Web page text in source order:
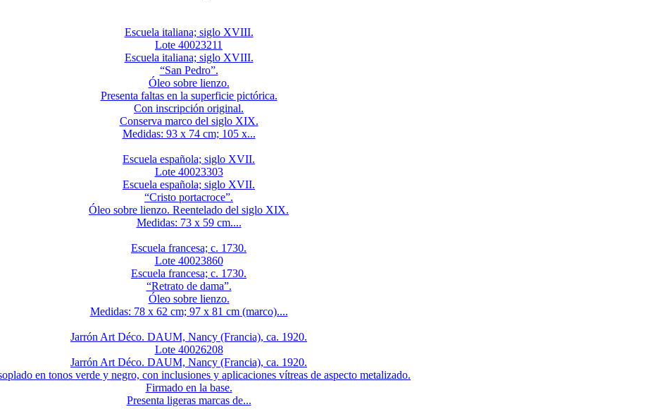
Escuela italiana; siglo XVIII.
Lote 40023211
Escuela italiana; siglo XVIII.
“San Pedro”.
Óleo sobre lienzo.
Presenta faltas en la superficie pictórica.
Con inscripción original.
Conserva marco del siglo XIX.
Medidas: 93 x 74 cm; 105 x...
Escuela española; siglo XVII.
Lote 40023303
Escuela española; siglo XVII.
“Cristo portacroce”.
Óleo sobre lienzo. Reentelado del siglo XIX.
Medidas: 73 x 59 cm....
Escuela francesa; c. 1730.
Lote 40023860
Escuela francesa; c. 1730.
“Retrato de dama”.
Óleo sobre lienzo.
Medidas: 78 x 62 cm; 97 x 81 cm (marco)....
Jarrón Art Déco. DAUM, Nancy (Francia), ca. 1920.
Lote 40026208
Jarrón Art Déco. DAUM, Nancy (Francia), ca. 1920.
en tonos verde y negro, con inclusiones y aplicaciones vítreas de aspecto metalizado.
Firmado en la base.
Presenta ligeras marcas de...